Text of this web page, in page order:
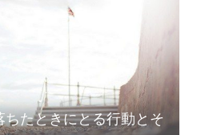
たときにとる行動とそ